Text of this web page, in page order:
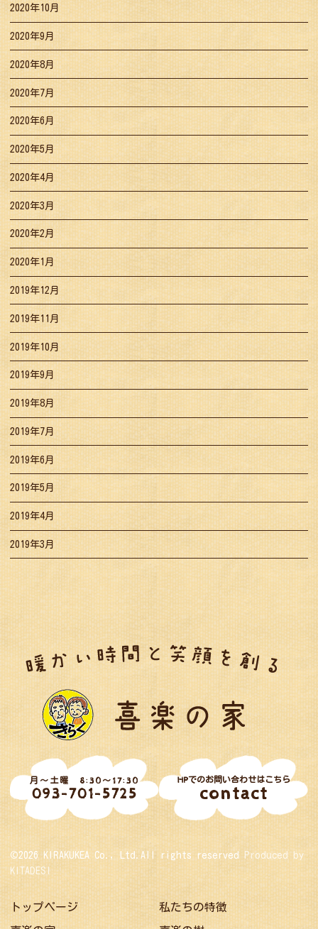
2020年10月
2020年9月
2020年8月
2020年7月
2020年6月
2020年5月
2020年4月
2020年3月
2020年2月
2020年1月
2019年12月
2019年11月
2019年10月
2019年9月
2019年8月
2019年7月
2019年6月
2019年5月
2019年4月
2019年3月
月～土曜 8:30～17:30
093-701-5725
HPでのお問い合わせはこちら
contact
©2026 KIRAKUKEA Co., Ltd.All rights reserved
Produced by
KITADESI
トップページ 私たちの特徴